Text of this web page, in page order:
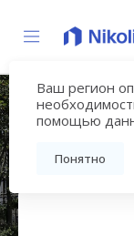
Ваш регион
помощью
Понятно
ЖК
Вернуться